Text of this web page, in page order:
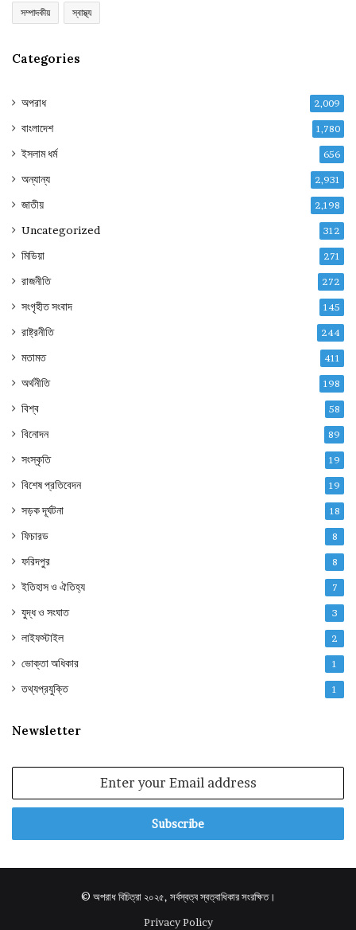
সম্পাদকীয় স্বাস্থ্য
Categories
অপরাধ 2,009
বাংলাদেশ 1,780
ইসলাম ধর্ম 656
অন্যান্য 2,931
জাতীয় 2,198
Uncategorized 312
মিডিয়া 271
রাজনীতি 272
সংগৃহীত সংবাদ 145
রাষ্ট্রনীতি 244
মতামত 411
অর্থনীতি 198
বিশ্ব 58
বিনোদন 89
সংস্কৃতি 19
বিশেষ প্রতিবেদন 19
সড়ক দূর্ঘটনা 18
ফিচারড 8
ফরিদপুর 8
ইতিহাস ও ঐতিহ্য 7
যুদ্ধ ও সংঘাত 3
লাইফস্টাইল 2
ভোক্তা অধিকার 1
তথ্যপ্রযুক্তি 1
Newsletter
Email
© অপরাধ বিচিত্রা ২০২৫, সর্বস্বত্ব স্বত্বাধিকার সংরক্ষিত।
Privacy Policy